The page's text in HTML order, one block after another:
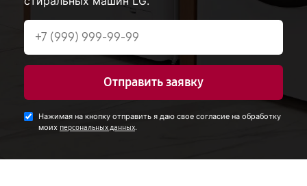
Отправить заявку
Нажимая на кнопку отправить я даю свое согласие на обработку
моих персональных данных.